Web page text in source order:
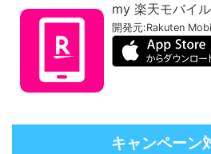
my 楽天モバイル
開発元:Rakuten
キャンペーン